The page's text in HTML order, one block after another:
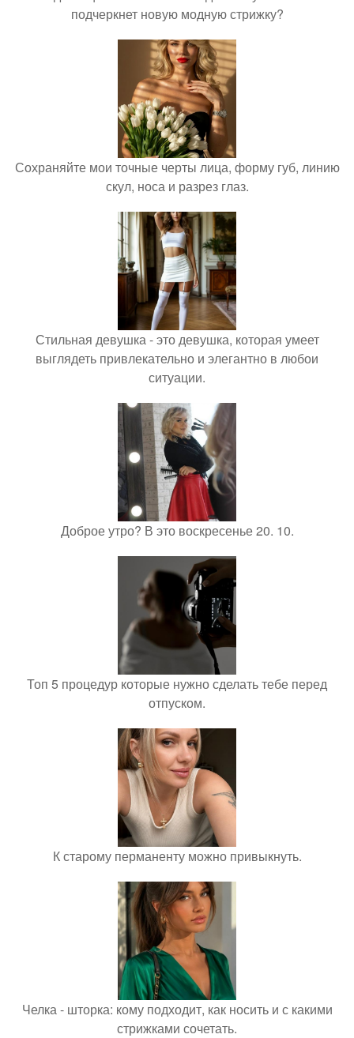
подчеркнет новую модную стрижку?
Сохраняйте мои точные черты лица, форму губ, линию
скул, носа и разрез глаз.
Стильная девушка - это девушка, которая умеет
выглядеть привлекательно и элегантно в любои
ситуации.
Доброе утро? В это воскресенье 20. 10.
Топ 5 процедур которые нужно сделать тебе перед
отпуском.
К старому перманенту можно привыкнуть.
Челка - шторка: кому подходит, как носить и с какими
стрижками сочетать.